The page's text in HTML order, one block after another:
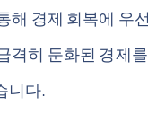
해 경제 회복에 우
격히 둔화된 경제
니다.